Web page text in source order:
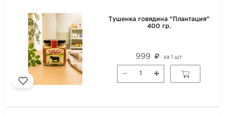
Тушенка говядина "Плантация"
400 гр.
999 за 1 шт